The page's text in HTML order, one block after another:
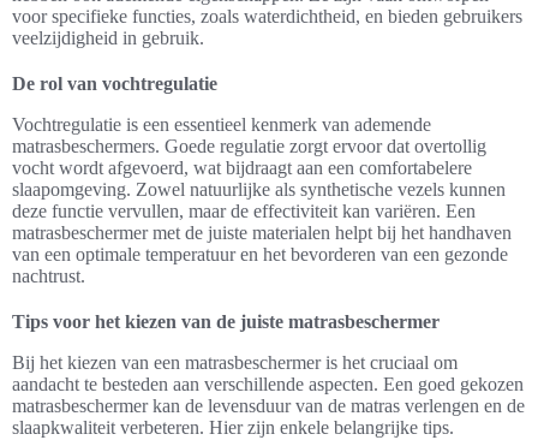
voor specifieke functies, zoals waterdichtheid, en bieden gebruikers
veelzijdigheid in gebruik.
De rol van vochtregulatie
Vochtregulatie is een essentieel kenmerk van ademende
matrasbeschermers. Goede regulatie zorgt ervoor dat overtollig
vocht wordt afgevoerd, wat bijdraagt aan een comfortabelere
slaapomgeving. Zowel natuurlijke als synthetische vezels kunnen
deze functie vervullen, maar de effectiviteit kan variëren. Een
matrasbeschermer met de juiste materialen helpt bij het handhaven
van een optimale temperatuur en het bevorderen van een gezonde
nachtrust.
Tips voor het kiezen van de juiste matrasbeschermer
Bij het kiezen van een matrasbeschermer is het cruciaal om
aandacht te besteden aan verschillende aspecten. Een goed gekozen
matrasbeschermer kan de levensduur van de matras verlengen en de
slaapkwaliteit verbeteren. Hier zijn enkele belangrijke tips.